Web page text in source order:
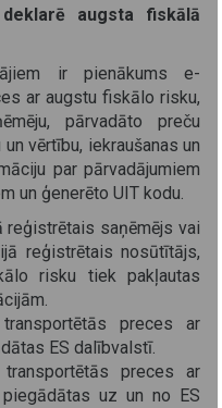
augsta fiskālā
ir pienākums e-
ar augstu fiskālo risku,
pārvadāto preču
vērtību, iekraušanas un
par pārvadājumiem
un ģenerēto UIT kodu.
reģistrētais saņēmējs vai
reģistrētais nosūtītājs,
risku tiek pakļautas
preces ar
ES dalībvalstī.
preces ar
uz un no ES